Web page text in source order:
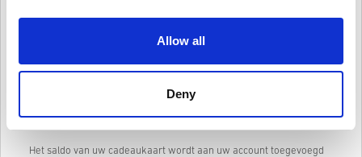
Allow all
Deny
Hoe wissel je je Nintendo eShop-cadeaubon in?
Ervan uitgaande dat je al een Nintendo-account hebt, log je in en ga
Het saldo van uw cadeaukaart wordt aan uw account toegevoegd